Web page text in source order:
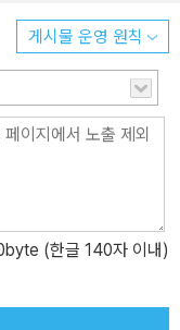
롭게 쓴 명사들의 인
, 부모와 아이를 위한 인
인을 위한 인문고전
고전 독서가들을 정리
한 독서가·애서가까
다. 예를 들어, 철학을
파르타가 강한 육체
‘지혜’에 있는 것을 숨
게시물 운영 원칙
(한글 140자 이내)